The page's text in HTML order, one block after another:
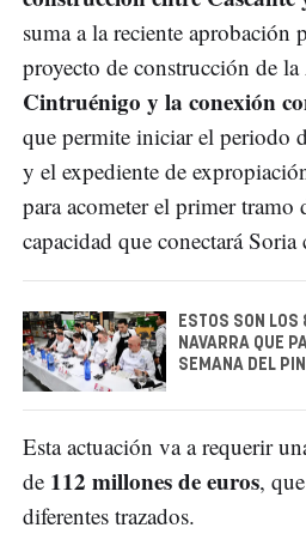
suma a la reciente aprobación
proyecto de construcción de
Cintruénigo y la conexión
que permite iniciar el periodo
y el expediente de
para acometer el primer tramo
capacidad que conectará Soria
ESTOS SON
NAVARRA QUE
SEMANA DEL
Esta actuación va a requerir
de 112 millones de euros,
diferentes trazados.